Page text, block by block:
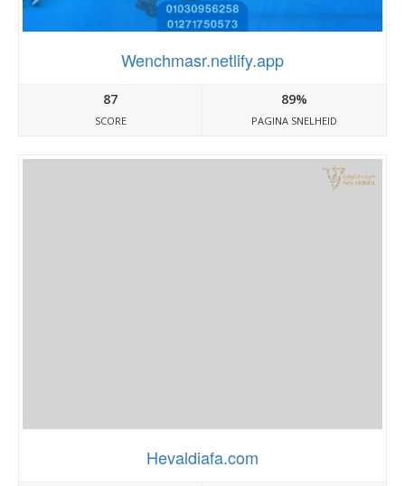
Wenchmasr.netlify.app
87
SCORE
89%
PAGINA SNELHEID
Hevaldiafa.com